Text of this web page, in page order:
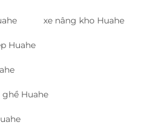
xe nâng kho Huahe
Huahe
Huahe